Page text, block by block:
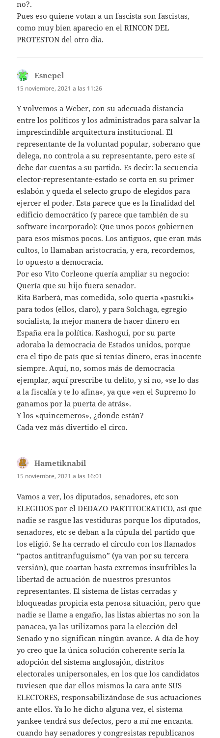
no?.
Pues eso quiene votan a un fascista son fascistas,
como muy bien aparecio en el RINCON DEL
PROTESTON del otro dia.
Esnepel
15 noviembre, 2021 a las 11:26
Y volvemos a Weber, con su adecuada distancia
entre los políticos y los administrados para salvar la
imprescindible arquitectura institucional. El
representante de la voluntad popular, soberano que
delega, no controla a su representante, pero este sí
debe dar cuentas a su partido. Es decir: la secuencia
elector-representante-estado se corta en su primer
eslabón y queda el selecto grupo de elegidos para
ejercer el poder. Esta parece que es la finalidad del
edificio democrático (y parece que también de su
software incorporado): Que unos pocos gobiernen
para esos mismos pocos. Los antiguos, que eran más
cultos, lo llamaban aristocracia, y era, recordemos,
lo opuesto a democracia.
Por eso Vito Corleone quería ampliar su negocio:
Quería que su hijo fuera senador.
Rita Barberá, mas comedida, solo quería «pastuki»
para todos (ellos, claro), y para Solchaga, egregio
socialista, la mejor manera de hacer dinero en
España era la política. Kashogui, por su parte
adoraba la democracia de Estados unidos, porque
era el tipo de país que si tenías dinero, eras inocente
siempre. Aquí, no, somos más de democracia
ejemplar, aquí prescribe tu delito, y si no, «se lo das
a la fiscalía y te lo afina», ya que «en el Supremo lo
ganamos por la puerta de atrás».
Y los «quincemeros», ¿donde están?
Cada vez más divertido el circo.
Hametiknabil
15 noviembre, 2021 a las 16:01
Vamos a ver, los diputados, senadores, etc son
ELEGIDOS por el DEDAZO PARTITOCRATICO, así que
nadie se rasgue las vestiduras porque los diputados,
senadores, etc se deban a la cúpula del partido que
los eligió. Se ha cerrado el círculo con los llamados
“pactos antitranfuguismo” (ya van por su tercera
versión), que coartan hasta extremos insufribles la
libertad de actuación de nuestros presuntos
representantes. El sistema de listas cerradas y
bloqueadas propicia esta penosa situación, pero que
nadie se llame a engaño, las listas abiertas no son la
panacea, ya las utilizamos para la elección del
Senado y no significan ningún avance. A día de hoy
yo creo que la única solución coherente sería la
adopción del sistema anglosajón, distritos
electorales unipersonales, en los que los candidatos
tuviesen que dar ellos mismos la cara ante SUS
ELECTORES, responsabilizándose de sus actuaciones
ante ellos. Ya lo he dicho alguna vez, el sistema
yankee tendrá sus defectos, pero a mí me encanta.
cuando hay senadores y congresistas republicanos